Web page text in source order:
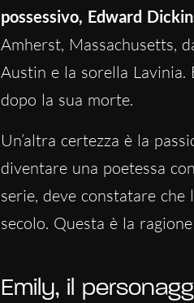
possessivo, Edward
Amherst, Massachusetts,
Austin e la sorella Lavinia.
dopo la sua morte.
Un’altra certezza è la
diventare una poetessa
serie, deve constatare
secolo. Questa è la
Emily, il